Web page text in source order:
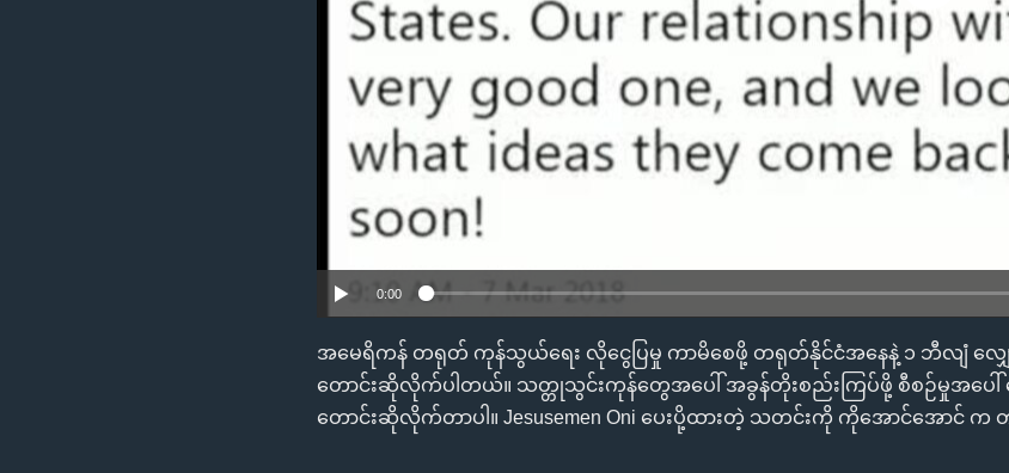
0:00
အမေရိကန် တရုတ် ကုန်သွယ်ရေး လိုငွေပြမှု ကာမိစေဖို့ တရုတ်နိုင်ငံအနေနဲ့ ၁ ဘီလျံ လျှော့
တောင်းဆိုလိုက်ပါတယ်။ သတ္တုသွင်းကုန်တွေအပေါ် အခွန်တိုးစည်းကြပ်ဖို့ စီစဉ်မှုအပေါ်
တောင်းဆိုလိုက်တာပါ။ Jesusemen Oni ပေးပို့ထားတဲ့ သတင်းကို ကိုအောင်အောင် က